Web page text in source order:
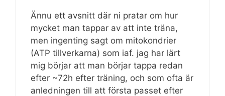
Ännu ett avsnitt där ni pratar om hur
mycket man tappar av att inte träna,
men ingenting sagt om mitokondrier
(ATP tillverkarna) som iaf. jag har lärt
mig börjar att man börjar tappa redan
efter ~72h efter träning, och som ofta är
anledningen till att första passet efter